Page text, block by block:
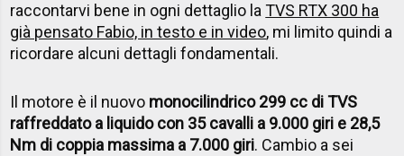
raccontarvi bene in ogni dettaglio laTVS RTX 300 ha
già pensato Fabio, in testo e in video, mi limito quindi a
ricordare alcuni dettagli fondamentali.
Il motore è il nuovo monocilindrico 299 cc di TVS
raffreddato a liquido con 35 cavalli a 9.000 giri e 28,5
Nm di coppia massima a 7.000 giri. Cambio a sei